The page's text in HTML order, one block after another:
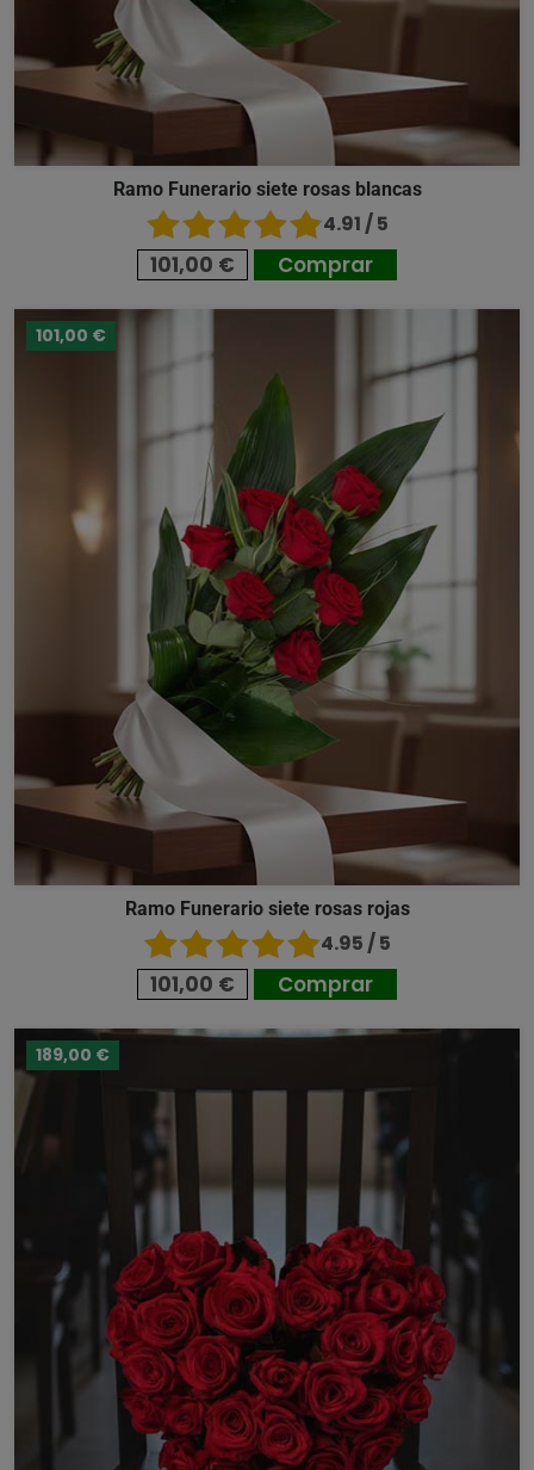
Ramo Funerario siete rosas blancas
4.91 / 5
101,00 € Comprar
101,00 €
Ramo Funerario siete rosas rojas
4.95 / 5
101,00 € Comprar
189,00 €